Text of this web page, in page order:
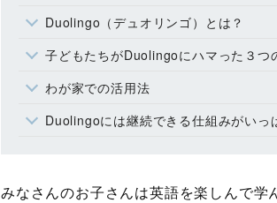
Duolingo（デュオリンゴ）とは？
子どもたちがDuolingoにハマった３つ
わが家での活用法
Duolingoには継続できる仕組みがいっ
みなさんのお子さんは英語を楽しんで